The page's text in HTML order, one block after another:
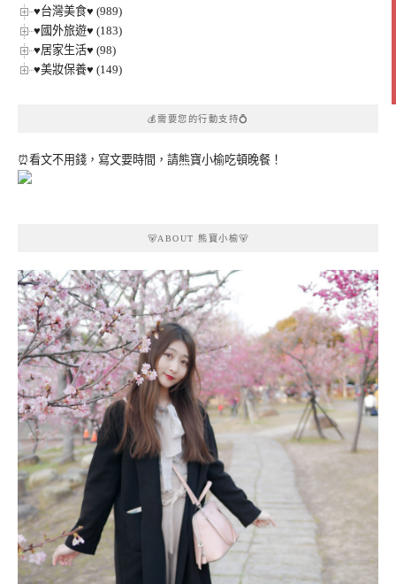
♥台灣美食♥ (989)
♥國外旅遊♥ (183)
♥居家生活♥ (98)
♥美妝保養♥ (149)
💰需要您的行動支持💍
⏰看文不用錢，寫文要時間，請熊寶小榆吃頓晚餐！
🐻ABOUT 熊寶小榆🐻